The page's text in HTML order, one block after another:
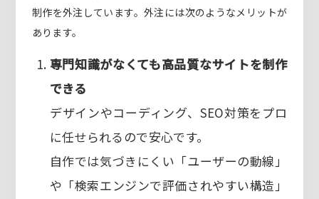
制作を外注しています。外注には次のようなメリットが
あります。
専門知識がなくても高品質なサイトを制作
できる
デザインやコーディング、SEO対策をプロ
に任せられるので安心です。
自作では気づきにくい「ユーザーの動線」
や「検索エンジンで評価されやすい構造」